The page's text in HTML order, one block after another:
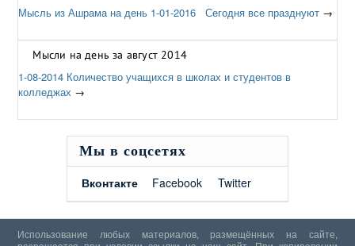
Мысль из Ашрама на день 1-01-2016 Сегодня все празднуют →
Мысли на день за август 2014
1-08-2014 Количество учащихся в школах и студентов в
колледжах →
Мы в соцсетях
Вконтакте
Facebook Twitter
Использование любых материалов, размещённых на сайте,